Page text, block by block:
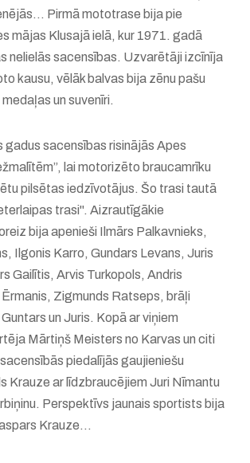
Pirmā mototrase bija pie
mājas Klusajā ielā, kur 1971. gadā
nelielās sacensības. Uzvarētāji izcīnīja
kausu, vēlāk balvas bija zēnu pašu
un suvenīri.
gadus sacensības risinājās Apes
lai motorizēto braucamrīku
pilsētas iedzīvotājus. Šo trasi tautā
trasi". Aizrautīgākie
bija apenieši Ilmārs Palkavnieks,
Ilgonis Karro, Gundars Levans, Juris
Gailītis, Arvis Turkopols, Andris
Zigmunds Ratseps, brāļi
un Juris. Kopā ar viņiem
Mārtiņš Meisters no Karvas un citi
piedalījās gaujieniešu
Krauze ar līdzbraucējiem Juri Nīmantu
Perspektīvs jaunais sportists bija
Krauze...